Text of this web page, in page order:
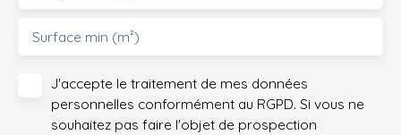
Surface min (m²)
J'accepte le traitement de mes données
personnelles conformément au RGPD. Si vous ne
souhaitez pas faire l'objet de prospection